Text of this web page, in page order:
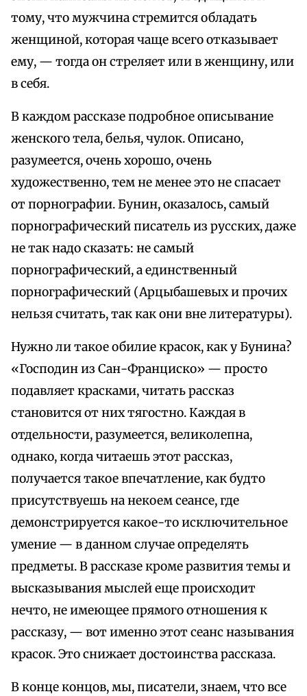
тому, что мужчина стремится обладать
женщиной, которая чаще всего отказывает
ему, — тогда он стреляет или в женщину, или
в себя.
В каждом рассказе подробное описывание
женского тела, белья, чулок. Описано,
разумеется, очень хорошо, очень
художественно, тем не менее это не спасает
от порнографии. Бунин, оказалось, самый
порнографический писатель из русских, даже
не так надо сказать: не самый
порнографический, а единственный
порнографический (Арцыбашевых и прочих
нельзя считать, так как они вне литературы).
Нужно ли такое обилие красок, как у Бунина?
«Господин из Сан-Франциско» — просто
подавляет красками, читать рассказ
становится от них тягостно. Каждая в
отдельности, разумеется, великолепна,
однако, когда читаешь этот рассказ,
получается такое впечатление, как будто
присутствуешь на некоем сеансе, где
демонстрируется какое-то исключительное
умение — в данном случае определять
предметы. В рассказе кроме развития темы и
высказывания мыслей еще происходит
нечто, не имеющее прямого отношения к
рассказу, — вот именно этот сеанс называния
красок. Это снижает достоинства рассказа.
В конце концов, мы, писатели, знаем, что все